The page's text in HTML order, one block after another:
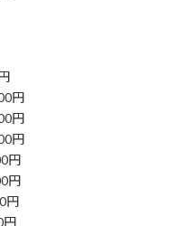
円
円
円
円
円
円
円